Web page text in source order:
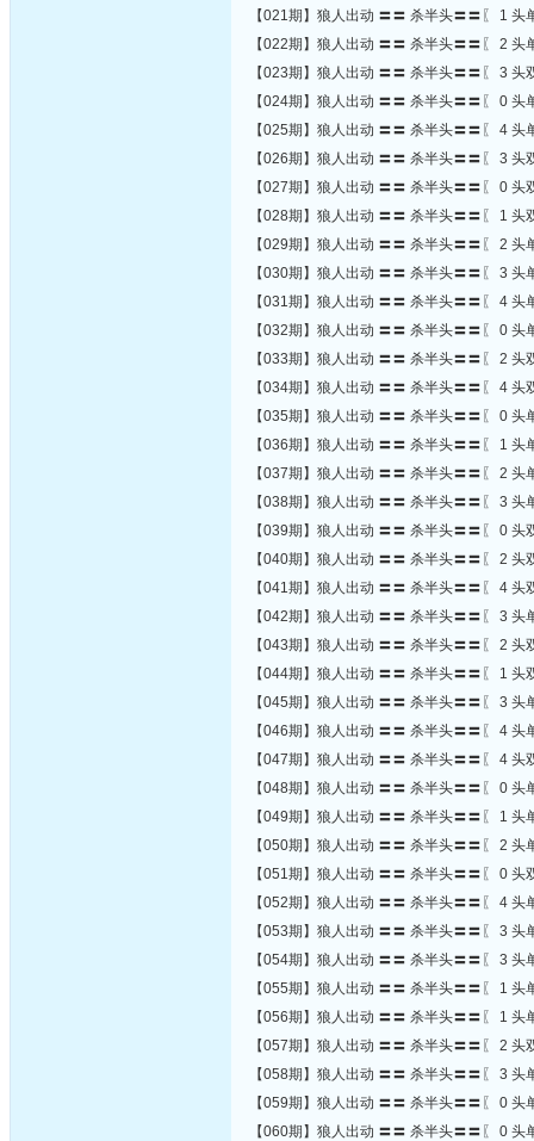
【021期】狼人出动 〓〓 杀半头〓〓〖 1 头
【022期】狼人出动 〓〓 杀半头〓〓〖 2 头
【023期】狼人出动 〓〓 杀半头〓〓〖 3 头
【024期】狼人出动 〓〓 杀半头〓〓〖 0 头
【025期】狼人出动 〓〓 杀半头〓〓〖 4 头
【026期】狼人出动 〓〓 杀半头〓〓〖 3 头
【027期】狼人出动 〓〓 杀半头〓〓〖 0 头
【028期】狼人出动 〓〓 杀半头〓〓〖 1 头
【029期】狼人出动 〓〓 杀半头〓〓〖 2 头
【030期】狼人出动 〓〓 杀半头〓〓〖 3 头
【031期】狼人出动 〓〓 杀半头〓〓〖 4 头
【032期】狼人出动 〓〓 杀半头〓〓〖 0 头
【033期】狼人出动 〓〓 杀半头〓〓〖 2 头
【034期】狼人出动 〓〓 杀半头〓〓〖 4 头
【035期】狼人出动 〓〓 杀半头〓〓〖 0 头
【036期】狼人出动 〓〓 杀半头〓〓〖 1 头
【037期】狼人出动 〓〓 杀半头〓〓〖 2 头
【038期】狼人出动 〓〓 杀半头〓〓〖 3 头
【039期】狼人出动 〓〓 杀半头〓〓〖 0 头
【040期】狼人出动 〓〓 杀半头〓〓〖 2 头
【041期】狼人出动 〓〓 杀半头〓〓〖 4 头
【042期】狼人出动 〓〓 杀半头〓〓〖 3 头
【043期】狼人出动 〓〓 杀半头〓〓〖 2 头
【044期】狼人出动 〓〓 杀半头〓〓〖 1 头
【045期】狼人出动 〓〓 杀半头〓〓〖 3 头
【046期】狼人出动 〓〓 杀半头〓〓〖 4 头
【047期】狼人出动 〓〓 杀半头〓〓〖 4 头
【048期】狼人出动 〓〓 杀半头〓〓〖 0 头
【049期】狼人出动 〓〓 杀半头〓〓〖 1 头
【050期】狼人出动 〓〓 杀半头〓〓〖 2 头
【051期】狼人出动 〓〓 杀半头〓〓〖 0 头
【052期】狼人出动 〓〓 杀半头〓〓〖 4 头
【053期】狼人出动 〓〓 杀半头〓〓〖 3 头
【054期】狼人出动 〓〓 杀半头〓〓〖 3 头
【055期】狼人出动 〓〓 杀半头〓〓〖 1 头
【056期】狼人出动 〓〓 杀半头〓〓〖 1 头
【057期】狼人出动 〓〓 杀半头〓〓〖 2 头
【058期】狼人出动 〓〓 杀半头〓〓〖 3 头
【059期】狼人出动 〓〓 杀半头〓〓〖 0 头
【060期】狼人出动 〓〓 杀半头〓〓〖 0 头